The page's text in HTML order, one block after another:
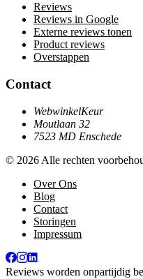
Reviews
Reviews in Google
Externe reviews tonen
Product reviews
Overstappen
Contact
WebwinkelKeur
Moutlaan 32
7523 MD Enschede
© 2026 Alle rechten
Over Ons
Blog
Contact
Storingen
Impressum
Reviews worden onpartijdig